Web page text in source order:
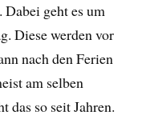
geht es um
Diese werden vor
nach den Ferien
am selben
das so seit Jahren.